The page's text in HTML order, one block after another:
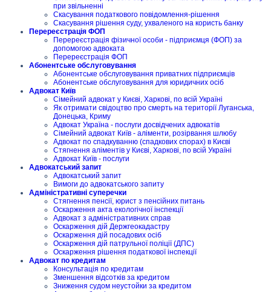
при звільненні
Скасування податкового повідомлення-рішення
Скасування рішення суду, ухваленого на користь банку
Перереєстрація ФОП
Перереєстрація фізичної особи - підприємця (ФОП) за
допомогою адвоката
Перереєстрація ФОП
Абонентське обслуговування
Абонентське обслуговування приватних підприємців
Абонентське обслуговування для юридичних осіб
Адвокат Київ
Сімейний адвокат у Києві, Харкові, по всій Україні
Як отримати свідоцтво про смерть на території Луганська,
Донецька, Криму
Адвокат Україна - послуги досвідчених адвокатів
Сімейний адвокат Київ - аліменти, розірвання шлюбу
Адвокат по спадкуванню (спадкових спорах) в Києві
Стягнення аліментів у Києві, Харкові, по всій Україні
Адвокат Київ - послуги
Адвокатський запит
Адвокатський запит
Вимоги до адвокатського запиту
Адміністративні суперечки
Стягнення пенсії, юрист з пенсійних питань
Оскарження акта екологічної інспекції
Адвокат з адміністративних справ
Оскарження дій Держгеокадастру
Оскарження дій посадових осіб
Оскарження дій патрульної поліції (ДПС)
Оскарження рішення податкової інспекції
Адвокат по кредитам
Консультація по кредитам
Зменшення відсотків за кредитом
Зниження судом неустойки за кредитом